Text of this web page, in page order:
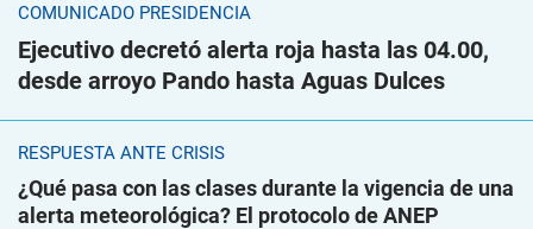
COMUNICADO PRESIDENCIA
Ejecutivo decretó alerta roja hasta las 04.00,
desde arroyo Pando hasta Aguas Dulces
RESPUESTA ANTE CRISIS
¿Qué pasa con las clases durante la vigencia de una
alerta meteorológica? El protocolo de ANEP